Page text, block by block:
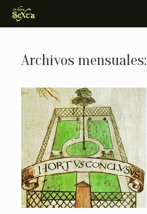
Saltar
contenido
Archivos mensuales: